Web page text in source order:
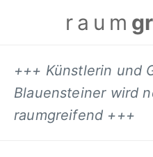
raum
+++ Künstlerin und
Blauensteiner wird
raumgreifend +++